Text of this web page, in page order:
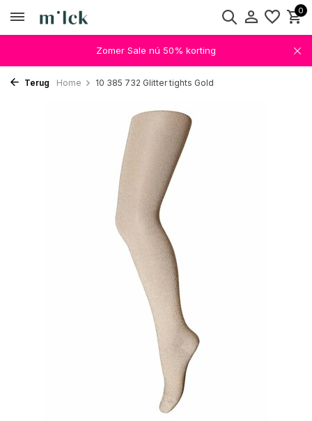
0
Zomer Sale nú 50% korting
Terug Home 10 385 732 Glitter tights Gold